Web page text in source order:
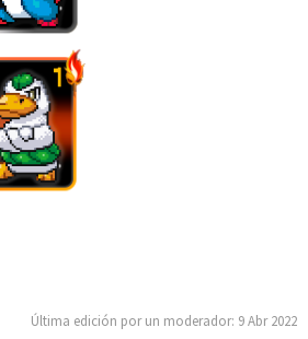
Última edición por un moderador: 9 Abr 2022